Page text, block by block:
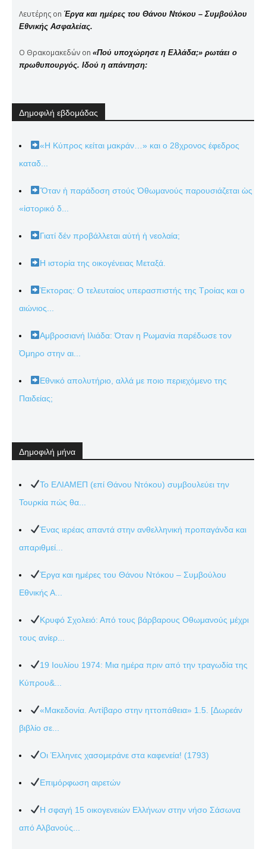
Λευτέρης on Έργα και ημέρες του Θάνου Ντόκου – Συμβούλου
Εθνικής Ασφαλείας.
Ο Θρακομακεδών on «Πού υποχώρησε η Ελλάδα;» ρωτάει ο
πρωθυπουργός. Ιδού η απάντηση:
Δημοφιλή εβδομάδας
«Η Κύπρος κείται μακράν…» και ο 28χρονος έφεδρος
καταδ...
Ὅταν ἡ παράδοση στούς Ὀθωμανούς παρουσιάζεται ὡς
«ἱστορικό δ...
Γιατί δέν προβάλλεται αὐτή ἡ νεολαία;
Η ιστορία της οικογένειας Μεταξά.
Έκτορας: Ο τελευταίος υπερασπιστής της Τροίας και ο
αιώνιος...
Αμβροσιανή Ιλιάδα: Όταν η Ρωμανία παρέδωσε τον
Όμηρο στην αι...
Εθνικό απολυτήριο, αλλά με ποιο περιεχόμενο της
Παιδείας;
Δημοφιλή μήνα
Το ΕΛΙΑΜΕΠ (επί Θάνου Ντόκου) συμβουλεύει την
Τουρκία πώς θα...
Ένας ιερέας απαντά στην ανθελληνική προπαγάνδα και
απαριθμεί...
Έργα και ημέρες του Θάνου Ντόκου – Συμβούλου
Εθνικής Α...
Κρυφό Σχολειό: Από τους βάρβαρους Οθωμανούς μέχρι
τους ανίερ...
19 Ιουλίου 1974: Μια ημέρα πριν από την τραγωδία της
Κύπρου&...
«Μακεδονία. Αντίβαρο στην ηττοπάθεια» 1.5. [Δωρεάν
βιβλίο σε...
Οι Έλληνες χασομεράνε στα καφενεία! (1793)
Επιμόρφωση αιρετών
Η σφαγή 15 οικογενειών Ελλήνων στην νήσο Σάσωνα
από Αλβανούς...